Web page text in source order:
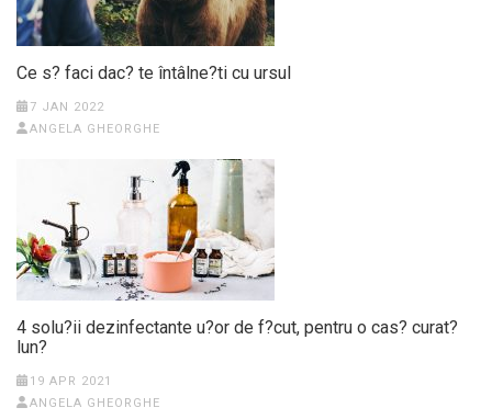
Ce s? faci dac? te întâlne?ti cu ursul
7 JAN 2022
ANGELA GHEORGHE
4 solu?ii dezinfectante u?or de f?cut, pentru o cas? curat?
lun?
19 APR 2021
ANGELA GHEORGHE